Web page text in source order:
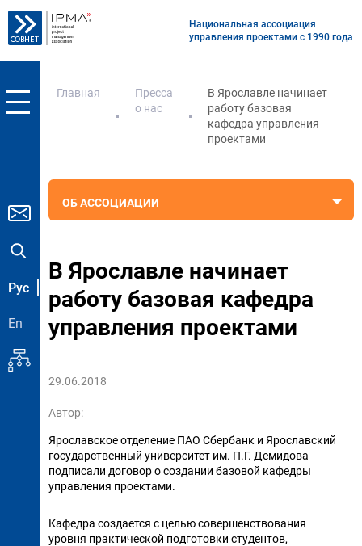
Национальная ассоциация
управления проектами с 1990 года
Рус
En
Главная
Пресса
о нас
В Ярославле начинает
работу базовая
кафедра управления
проектами
ОБ АССОЦИАЦИИ
В Ярославле начинает
работу базовая кафедра
управления проектами
29.06.2018
Автор:
Ярославское отделение ПАО Сбербанк и Ярославский
государственный университет им. П.Г. Демидова
подписали договор о создании базовой кафедры
управления проектами.
Кафедра создается с целью совершенствования
уровня практической подготовки студентов,